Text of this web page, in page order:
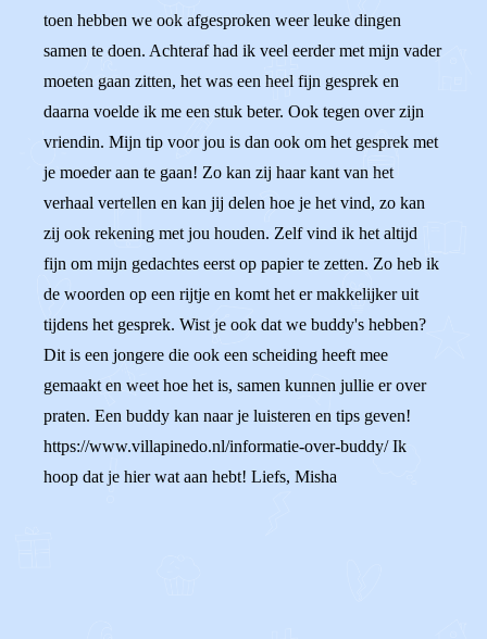
toen hebben we ook afgesproken weer leuke dingen
samen te doen. Achteraf had ik veel eerder met mijn vader
moeten gaan zitten, het was een heel fijn gesprek en
daarna voelde ik me een stuk beter. Ook tegen over zijn
vriendin. Mijn tip voor jou is dan ook om het gesprek met
je moeder aan te gaan! Zo kan zij haar kant van het
verhaal vertellen en kan jij delen hoe je het vind, zo kan
zij ook rekening met jou houden. Zelf vind ik het altijd
fijn om mijn gedachtes eerst op papier te zetten. Zo heb ik
de woorden op een rijtje en komt het er makkelijker uit
tijdens het gesprek. Wist je ook dat we buddy's hebben?
Dit is een jongere die ook een scheiding heeft mee
gemaakt en weet hoe het is, samen kunnen jullie er over
praten. Een buddy kan naar je luisteren en tips geven!
https://www.villapinedo.nl/informatie-over-buddy/ Ik
hoop dat je hier wat aan hebt! Liefs, Misha